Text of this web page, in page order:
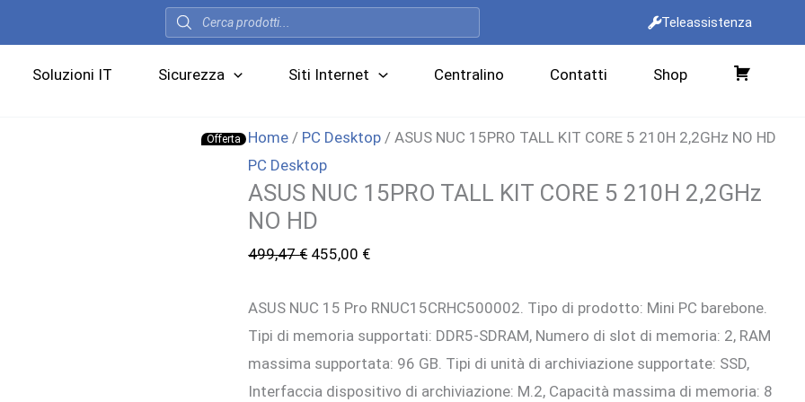
Products
search
Teleassistenza
Soluzioni IT Sicurezza Siti Internet Centralino Contatti Shop
r
e
Offerta Home / PC Desktop / ASUS NUC 15PRO TALL KIT CORE 5 210H 2,2GHz NO HD
PC Desktop
ASUS NUC 15PRO TALL KIT CORE 5 210H 2,2GHz
NO HD
499,47€ Il
originale
era:
499,47 €.
455,00 €Il
attuale
è:
455,00 €.
ASUS NUC 15 Pro RNUC15CRHC500002. Tipo di prodotto: Mini PC barebone.
Tipi di memoria supportati: DDR5-SDRAM, Numero di slot di memoria: 2, RAM
massima supportata: 96 GB. Tipi di unità di archiviazione supportate: SSD,
Interfaccia dispositivo di archiviazione: M.2, Capacità massima di memoria: 8